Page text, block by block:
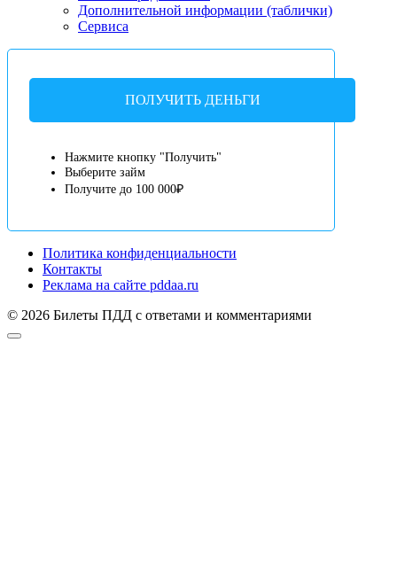
Дополнительной информации (таблички)
Сервиса
ПОЛУЧИТЬ ДЕНЬГИ
Нажмите кнопку "Получить"
Выберите займ
Получите до 100 000₽
Политика конфиденциальности
Контакты
Реклама на сайте pddaa.ru
© 2026 Билеты ПДД с ответами и комментариями